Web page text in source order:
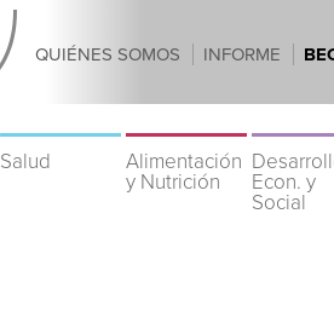
QUIÉNES SOMOS INFORME
Salud
Alimentación
y Nutrición
Econ. y
Social